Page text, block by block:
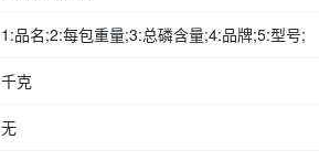
1:品名;2:每包重量;3:总磷含量;4:品牌;5:型号;
千克
无